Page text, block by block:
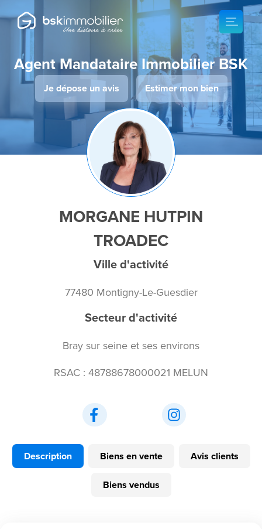
Agent Mandataire Immobilier BSK
Je dépose un avis Estimer mon bien
MORGANE HUTPIN
TROADEC
Ville d'activité
77480 Montigny-Le-Guesdier
Secteur d'activité
Bray sur seine et ses environs
RSAC : 48788678000021 MELUN
Description Biens en vente Avis clients
Biens vendus